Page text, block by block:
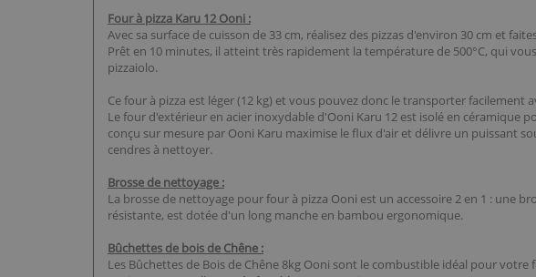
Four à pizza Karu 12 Ooni :
Avec sa surface de cuisson de 33 cm, réalisez des pizzas d'environ 30 cm et
Prêt en 10 minutes, il atteint très rapidement la température de 500°C, qui
pizzaiolo.
Ce four à pizza est léger (12 kg) et vous pouvez donc le transporter facilement
Le four d'extérieur en acier inoxydable d'Ooni Karu 12 est isolé en céramique
conçu sur mesure par Ooni Karu maximise le flux d'air et délivre un puissant
cendres à nettoyer.
Brosse de nettoyage :
La brosse de nettoyage pour four à pizza Ooni est un accessoire 2 en 1 : une
résistante, est dotée d'un long manche en bambou ergonomique.
Bûchettes de bois de Chêne :
Les Bûchettes de Bois de Chêne 8kg Ooni sont le combustible idéal pour